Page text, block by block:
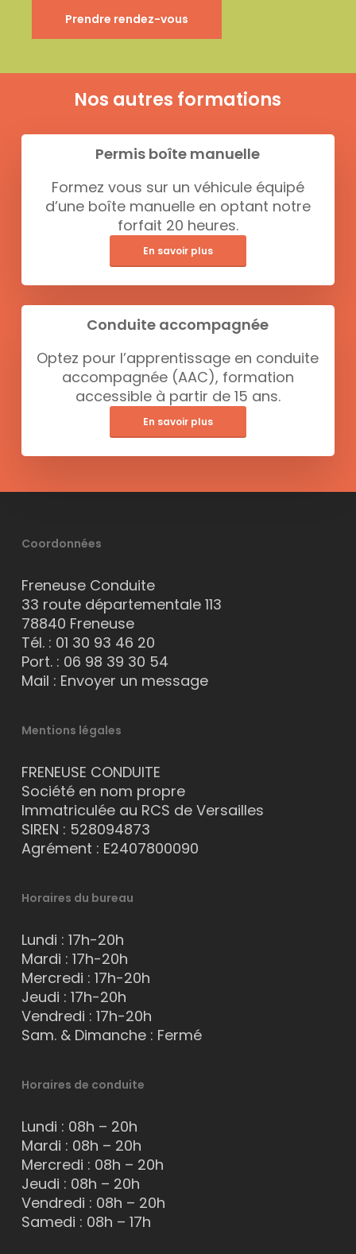
Prendre rendez-vous
Nos autres formations
Permis boîte manuelle
Formez vous sur un véhicule équipé
d’une boîte manuelle en optant notre
forfait 20 heures.
En savoir plus
Conduite accompagnée
Optez pour l’apprentissage en conduite
accompagnée (AAC), formation
accessible à partir de 15 ans.
En savoir plus
Coordonnées
Freneuse Conduite
33 route départementale 113
78840 Freneuse
Tél. : 01 30 93 46 20
Port. : 06 98 39 30 54
Mail : Envoyer un message
Mentions légales
FRENEUSE CONDUITE
Société en nom propre
Immatriculée au RCS de Versailles
SIREN : 528094873
Agrément : E2407800090
Horaires du bureau
Lundi : 17h-20h
Mardi : 17h-20h
Mercredi : 17h-20h
Jeudi : 17h-20h
Vendredi : 17h-20h
Sam. & Dimanche : Fermé
Horaires de conduite
Lundi : 08h – 20h
Mardi : 08h – 20h
Mercredi : 08h – 20h
Jeudi : 08h – 20h
Vendredi : 08h – 20h
Samedi : 08h – 17h